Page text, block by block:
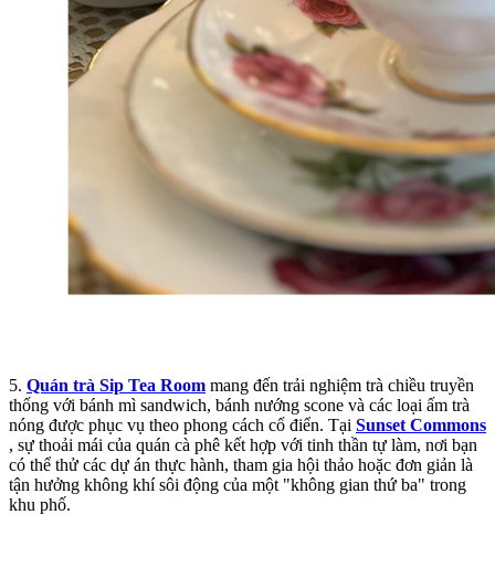
5. Quán trà Sip Tea Room mang đến trải nghiệm trà chiều truyền
thống với bánh mì sandwich, bánh nướng scone và các loại ấm trà
nóng được phục vụ theo phong cách cổ điển. Tại Sunset Commons
, sự thoải mái của quán cà phê kết hợp với tinh thần tự làm, nơi bạn
có thể thử các dự án thực hành, tham gia hội thảo hoặc đơn giản là
tận hưởng không khí sôi động của một "không gian thứ ba" trong
khu phố.